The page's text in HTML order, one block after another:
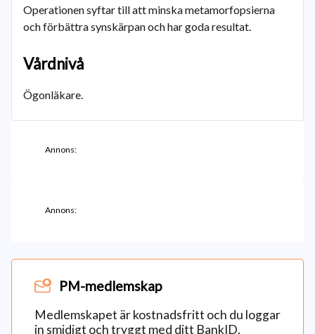
Operationen syftar till att minska metamorfopsierna
och förbättra synskärpan och har goda resultat.
Vårdnivå
Ögonläkare.
Annons:
Annons:
PM-medlemskap
Medlemskapet är kostnadsfritt och du loggar
in smidigt och tryggt med ditt BankID.